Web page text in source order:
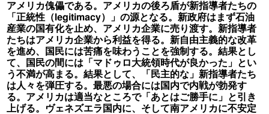
アメリカ傀儡である。アメリカの後ろ盾が新指導者たちの
「正統性（legitimacy）」の源となる。新政府はまず石油
産業の国有化を止め、アメリカ企業に売り渡す。新指導者
たちはアメリカ企業から利益を得る。新自由主義的な改革
を進め、国民には苦痛を味わうことを強制する。結果とし
て、国民の間には「マドゥロ大統領時代が良かった」とい
う不満が高まる。結果として、「民主的な」新指導者たち
は人々を弾圧する。最悪の場合には国内で内戦が勃発す
る。アメリカは適当なところで「あとはご勝手に」と引き
上げる。ヴェネズエラ国内に、そして南アメリカに不安定